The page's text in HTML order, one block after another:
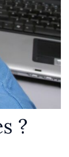
?